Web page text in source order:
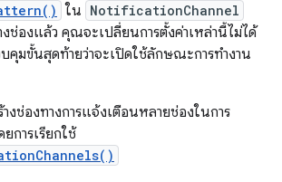
ใน NotificationChannel
งช่องแล้ว คุณจะเปลี่ยนการตั้งค่าเหล่านี้ไม่ได้
คุมขั้นสุดท้ายว่าจะเปิดใช้ลักษณะการทำงาน
ช่องทางการแจ้งเตือนหลายช่องในการ
ยการเรียกใช้